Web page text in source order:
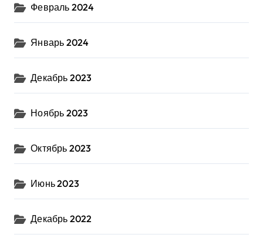
Февраль 2024
Январь 2024
Декабрь 2023
Ноябрь 2023
Октябрь 2023
Июнь 2023
Декабрь 2022